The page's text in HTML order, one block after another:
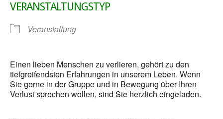
VERANSTALTUNGSTYP
Veranstaltung
Einen lieben Menschen zu verlieren, gehört zu den
tiefgreifendsten Erfahrungen in unserem Leben. Wenn
Sie gerne in der Gruppe und in Bewegung über Ihren
Verlust sprechen wollen, sind Sie herzlich eingeladen.